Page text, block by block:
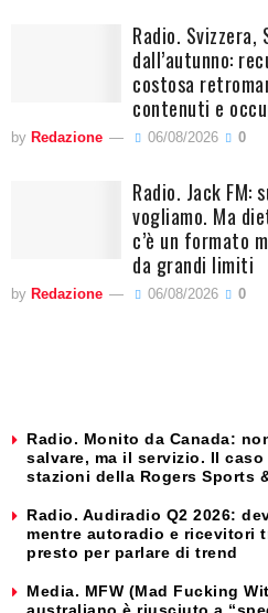
Radio. Svizzera,
dall’autunno:
costosa
contenuti e
by Redazione 06/08/2026 0
Radio. Jack FM:
vogliamo. Ma
c’è un formato
da grandi limiti
by Redazione 06/08/2026 0
Radio. Monito da Canada:
salvare, ma il servizio. Il
stazioni della Rogers Sports
Radio. Audiradio Q2 2026:
mentre autoradio e ricevitori
presto per parlare di trend
Media. MFW (Mad Fucking